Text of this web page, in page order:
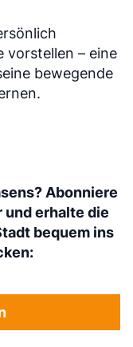
vorstellen – eine
bewegende
Abonniere
erhalte die
bequem ins